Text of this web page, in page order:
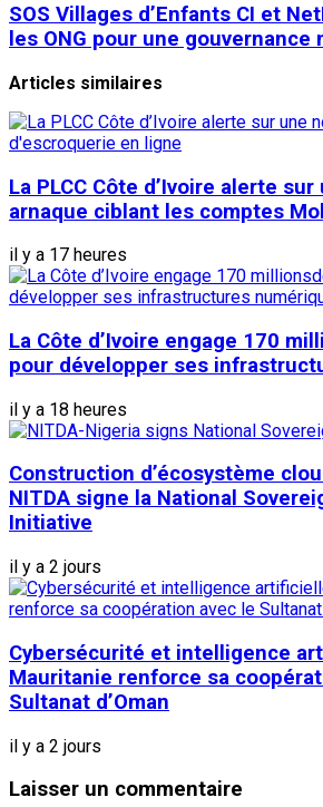
SOS Villages d’Enfants CI et
les ONG pour une
Articles similaires
La PLCC Côte d’Ivoire alerte
arnaque ciblant les comptes
il y a 17 heures
La Côte d’Ivoire engage 170
pour développer ses
il y a 18 heures
Construction d’écosystème
NITDA signe la National
Initiative
il y a 2 jours
Cybersécurité et intelligence
Mauritanie renforce sa
Sultanat d’Oman
il y a 2 jours
Laisser un commentaire